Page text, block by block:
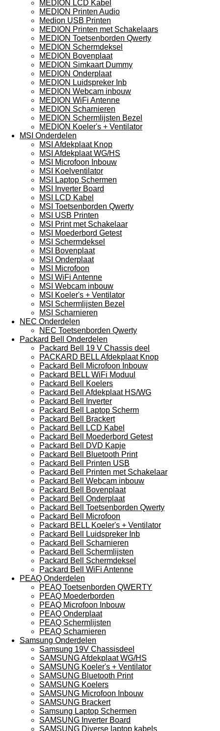
MEDION LCD Kabel
MEDION Printen Audio
Medion USB Printen
MEDION Printen met Schakelaars
MEDION Toetsenborden Qwerty
MEDION Schermdeksel
MEDION Bovenplaat
MEDION Simkaart Dummy
MEDION Onderplaat
MEDION Luidspreker Inb
MEDION Webcam inbouw
MEDION WiFi Antenne
MEDION Scharnieren
MEDION Schermlijsten Bezel
MEDION Koeler's + Ventilator
MSI Onderdelen
MSI Afdekplaat Knop
MSI Afdekplaat WG/HS
MSI Microfoon Inbouw
MSI Koelventilator
MSI Laptop Schermen
MSI Inverter Board
MSI LCD Kabel
MSI Toetsenborden Qwerty
MSI USB Printen
MSI Print met Schakelaar
MSI Moederbord Getest
MSI Schermdeksel
MSI Bovenplaat
MSI Onderplaat
MSI Microfoon
MSI WiFi Antenne
MSI Webcam inbouw
MSI Koeler's + Ventilator
MSI Schermlijsten Bezel
MSI Scharnieren
NEC Onderdelen
NEC Toetsenborden Qwerty
Packard Bell Onderdelen
Packard Bell 19 V Chassis deel
PACKARD BELL Afdekplaat Knop
Packard Bell Microfoon Inbouw
Packard BELL WiFi Moduul
Packard Bell Koelers
Packard Bell Afdekplaat HS/WG
Packard Bell Inverter
Packard Bell Laptop Scherm
Packard Bell Brackert
Packard Bell LCD Kabel
Packard Bell Moederbord Getest
Packard Bell DVD Kapje
Packard Bell Bluetooth Print
Packard Bell Printen USB
Packard Bell Printen met Schakelaar
Packard Bell Webcam inbouw
Packard Bell Bovenplaat
Packard Bell Onderplaat
Packard Bell Toetsenborden Qwerty
Packard Bell Microfoon
Packard BELL Koeler's + Ventilator
Packard Bell Luidspreker Inb
Packard Bell Scharnieren
Packard Bell Schermlijsten
Packard Bell Schermdeksel
Packard Bell WiFi Antenne
PEAQ Onderdelen
PEAQ Toetsenborden QWERTY
PEAQ Moederborden
PEAQ Microfoon Inbouw
PEAQ Onderplaat
PEAQ Schermlijsten
PEAQ Scharnieren
Samsung Onderdelen
Samsung 19V Chassisdeel
SAMSUNG Afdekplaat WG/HS
SAMSUNG Koeler's + Ventilator
SAMSUNG Bluetooth Print
SAMSUNG Koelers
SAMSUNG Microfoon Inbouw
SAMSUNG Brackert
Samsung Laptop Schermen
SAMSUNG Inverter Board
SAMSUNG Diverse laptop kabels